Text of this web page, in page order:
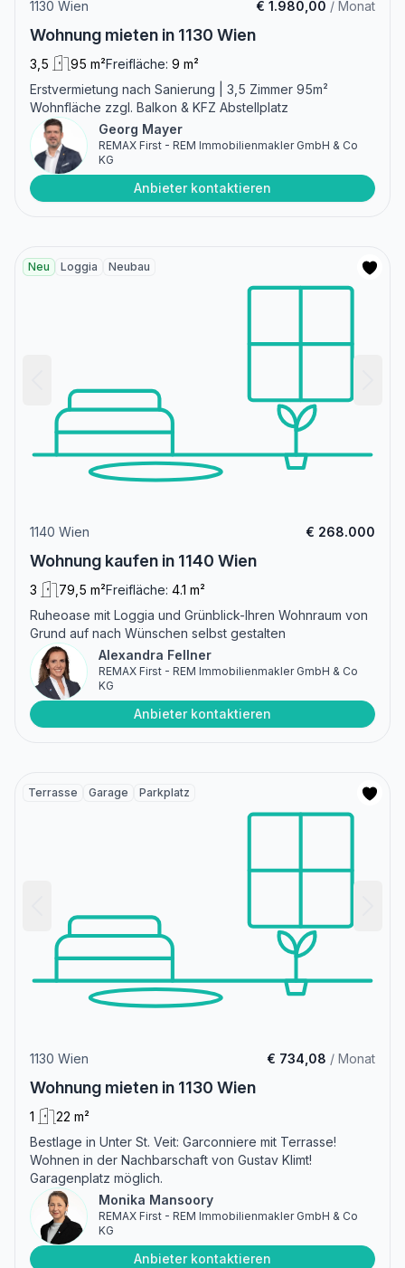
1130 Wien € 1.980,00 / Monat
Wohnung mieten in 1130 Wien
3,5 95 m²Freifläche: 9 m²
Erstvermietung nach Sanierung | 3,5 Zimmer 95m²
Wohnfläche zzgl. Balkon & KFZ Abstellplatz
Georg Mayer
REMAX First - REM Immobilienmakler GmbH & Co
KG
Anbieter kontaktieren
Neu Loggia Neubau
1140 Wien € 268.000
Wohnung kaufen in 1140 Wien
3 79,5 m²Freifläche: 4.1 m²
Ruheoase mit Loggia und Grünblick-Ihren Wohnraum von
Grund auf nach Wünschen selbst gestalten
Alexandra Fellner
REMAX First - REM Immobilienmakler GmbH & Co
KG
Anbieter kontaktieren
Terrasse Garage Parkplatz
1130 Wien € 734,08 / Monat
Wohnung mieten in 1130 Wien
1
22 m²
Bestlage in Unter St. Veit: Garconniere mit Terrasse!
Wohnen in der Nachbarschaft von Gustav Klimt!
Garagenplatz möglich.
Monika Mansoory
REMAX First - REM Immobilienmakler GmbH & Co
KG
Anbieter kontaktieren